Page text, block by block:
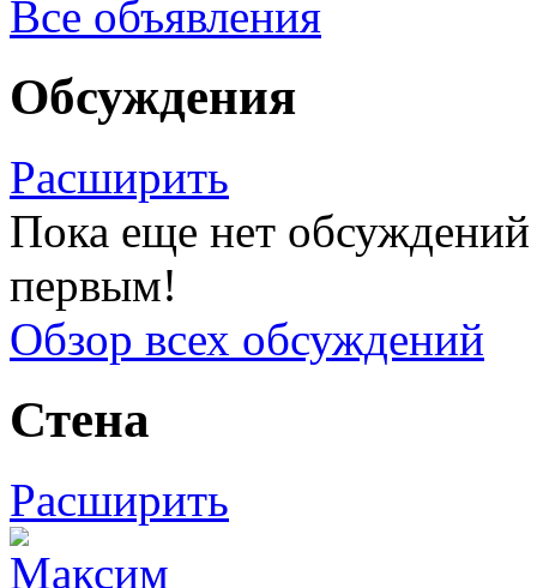
Все объявления
Обсуждения
Расширить
Пока еще нет
первым!
Обзор всех обсуждений
Стена
Расширить